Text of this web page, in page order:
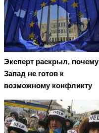
Эксперт раскрыл, почему
Запад не готов к
возможному конфликту